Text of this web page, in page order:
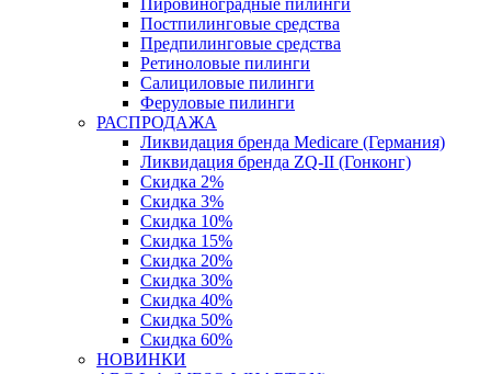
Постпилинговые средства
Предпилинговые средства
Ретиноловые пилинги
Салициловые пилинги
Феруловые пилинги
РАСПРОДАЖА
Ликвидация бренда Medicare (Германия)
Ликвидация бренда ZQ-II (Гонконг)
Скидка 2%
Скидка 3%
Скидка 10%
Скидка 15%
Скидка 20%
Скидка 30%
Скидка 40%
Скидка 50%
Скидка 60%
НОВИНКИ